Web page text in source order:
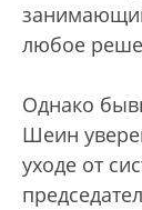
любое
Однако
Шеин
уходе от